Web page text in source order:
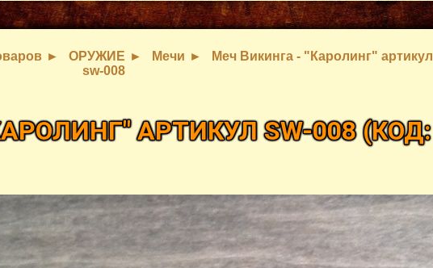
ОРУЖИЕ Мечи
Меч Викинга - "Каролинг" артикул
sw-008
АРТИКУЛ SW-008(КОД: